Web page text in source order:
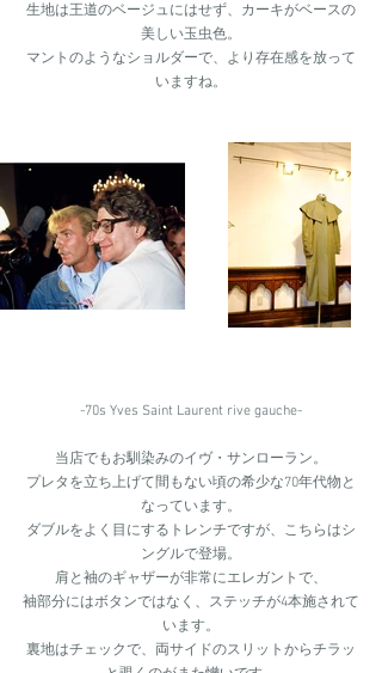
生地は王道のベージュにはせず、カーキがベースの
美しい玉虫色。
マントのようなショルダーで、より存在感を放って
いますね。
-70s Yves Saint Laurent rive gauche-
当店でもお馴染みのイヴ・サンローラン。
プレタを立ち上げて間もない頃の希少な70年代物と
なっています。
ダブルをよく目にするトレンチですが、こちらはシ
ングルで登場。
肩と袖のギャザーが非常にエレガントで、
袖部分にはボタンではなく、ステッチが4本施されて
います。
裏地はチェックで、両サイドのスリットからチラッ